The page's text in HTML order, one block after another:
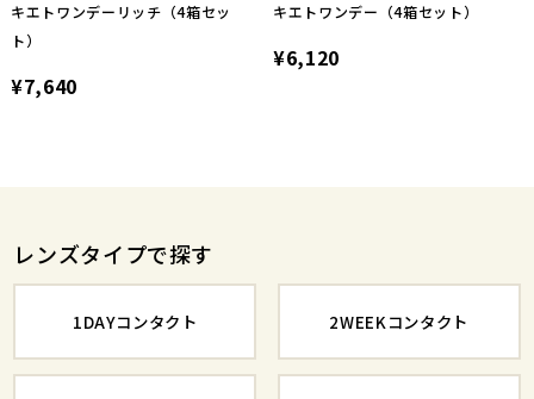
キエトワンデーリッチ（4箱セッ
ト）
¥7,640
キエトワンデー（4箱セット）
¥6,120
レンズタイプで探す
1DAYコンタクト 2WEEKコンタクト